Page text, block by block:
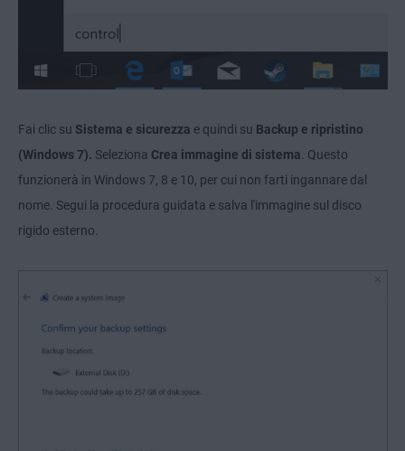
Fai clic su Sistema e sicurezza e quindi su Backup e ripristino
(Windows 7). Seleziona Crea immagine di sistema. Questo
funzionerà in Windows 7, 8 e 10, per cui non farti ingannare dal
nome. Segui la procedura guidata e salva l'immagine sul disco
rigido esterno.